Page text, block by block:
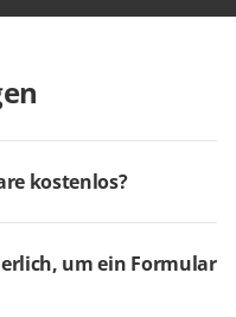
kostenlos?
um ein Formular